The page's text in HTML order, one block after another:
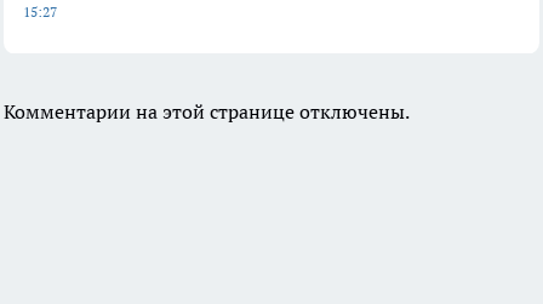
15:27
Комментарии на этой странице отключены.